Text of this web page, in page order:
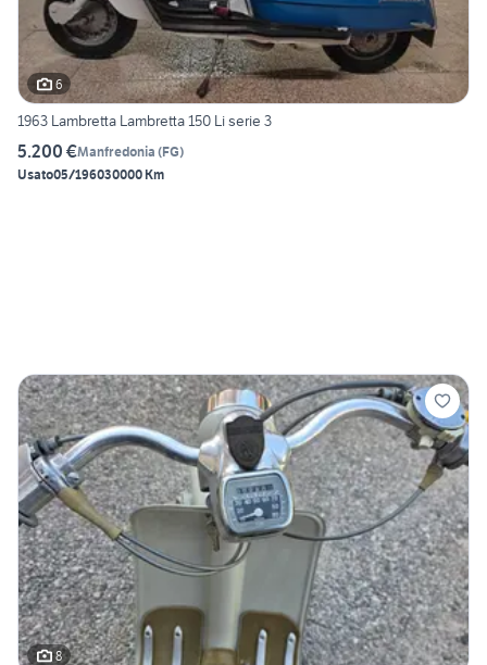
6
1963 Lambretta Lambretta 150 Li serie 3
5.200 €Manfredonia (FG)
Usato05/196030000 Km
8